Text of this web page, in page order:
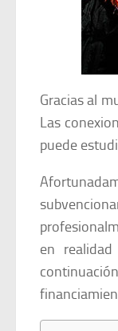
Gracias al
Las
puede
en